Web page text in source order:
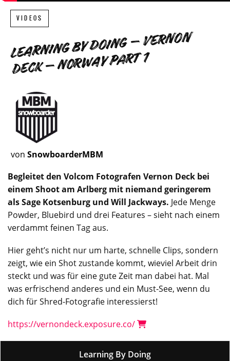
VIDEOS
LEARNING BY DOING – VERNON
DECK – NORWAY PART 1
von SnowboarderMBM
Begleitet den Volcom Fotografen Vernon Deck bei
einem Shoot am Arlberg mit niemand geringerem
als Sage Kotsenburg und Will Jackways. Jede Menge
Powder, Bluebird und drei Features – sieht nach einem
verdammt feinen Tag aus.
Hier geht’s nicht nur um harte, schnelle Clips, sondern
zeigt, wie ein Shot zustande kommt, wieviel Arbeit drin
steckt und was für eine gute Zeit man dabei hat. Mal
was erfrischend anderes und ein Must-See, wenn du
dich für Shred-Fotografie interessierst!
https://vernondeck.exposure.co/
Learning By Doing